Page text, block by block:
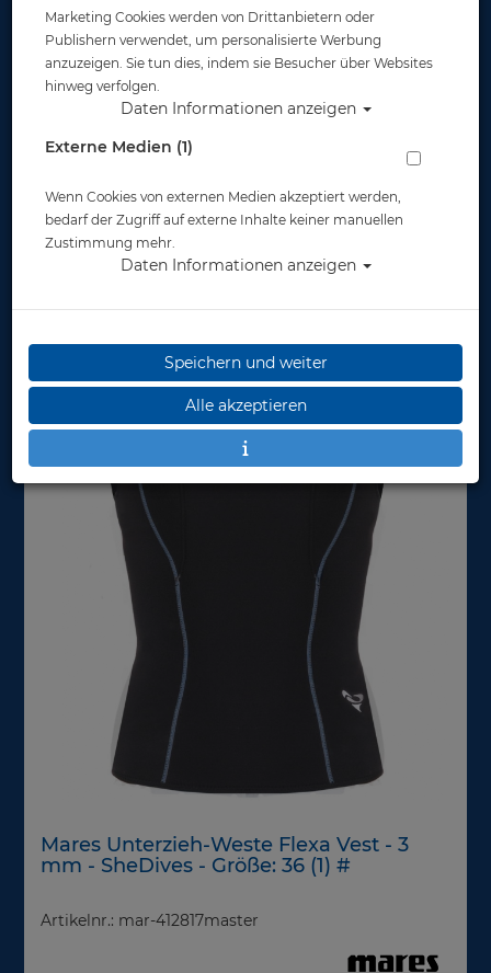
Mares Unterzieh-Weste Flexa Vest - 3
mm - SheDives - Größe: 36 (1) #
Artikelnr.: mar-412817master
Marketing Cookies werden von Drittanbietern oder
Publishern verwendet, um personalisierte Werbung
anzuzeigen. Sie tun dies, indem sie Besucher über Websites
hinweg verfolgen.
Daten Informationen anzeigen
Externe Medien (1)
Wenn Cookies von externen Medien akzeptiert werden,
bedarf der Zugriff auf externe Inhalte keiner manuellen
Zustimmung mehr.
Daten Informationen anzeigen
Speichern und weiter
Alle akzeptieren